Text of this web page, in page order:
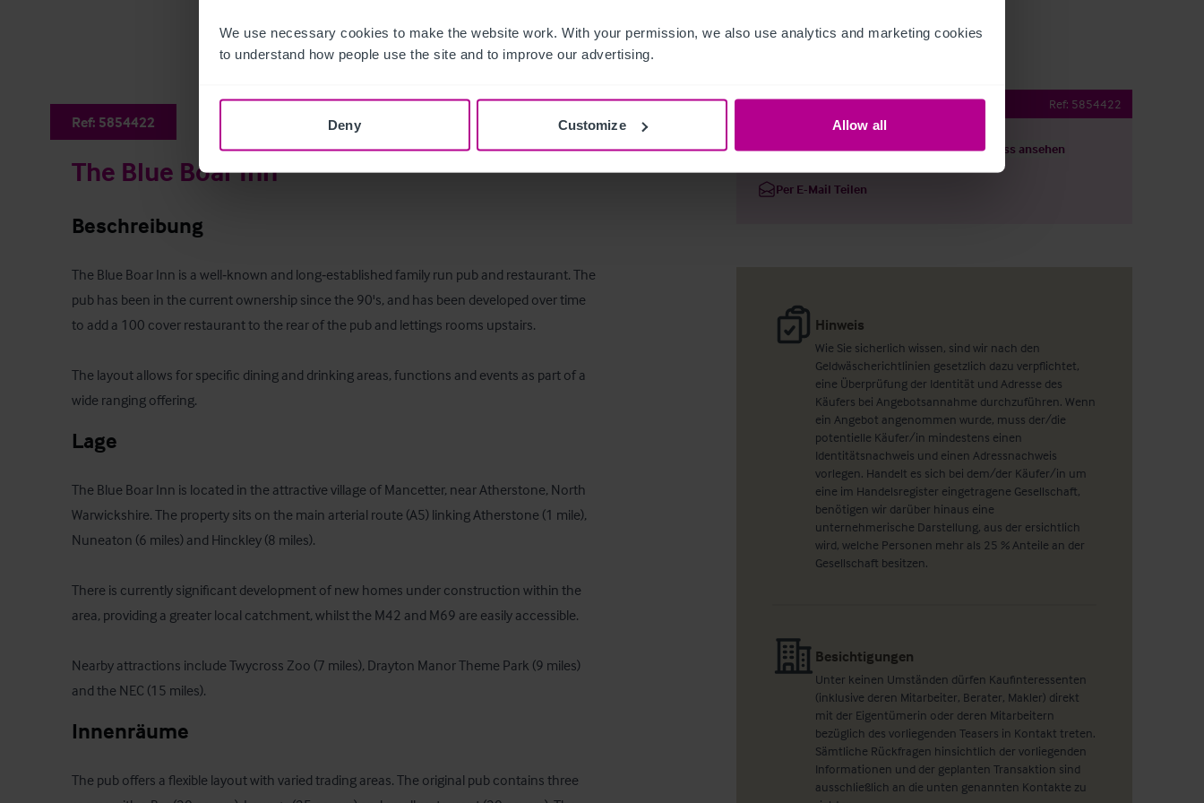
We use necessary cookies to make the website work. With your permission, we also use analytics and marketing cookies
to understand how people use the site and to improve our advertising.
Deny Customize Allow all
Ref: 5854422
The Blue Boar Inn
Beschreibung
The Blue Boar Inn is a well‑known and long‑established family run pub and restaurant. The
pub has been in the current ownership since the 90's, and has been developed over time
to add a 100 cover restaurant to the rear of the pub and lettings rooms upstairs.
The layout allows for specific dining and drinking areas, functions and events as part of a
wide ranging offering.
Lage
The Blue Boar Inn is located in the attractive village of Mancetter, near Atherstone, North
Warwickshire. The property sits on the main arterial route (A5) linking Atherstone (1 mile),
Nuneaton (6 miles) and Hinckley (8 miles).
There is currently significant development of new homes under construction within the
area, providing a greater local catchment, whilst the M42 and M69 are easily accessible.
Nearby attractions include Twycross Zoo (7 miles), Drayton Manor Theme Park (9 miles)
and the NEC (15 miles).
Innenräume
The pub offers a flexible layout with varied trading areas. The original pub contains three
The Blue Boar Inn Ref: 5854422
Details herunterladen Grundriss ansehen
Per E-Mail Teilen
Hinweis
Wie Sie sicherlich wissen, sind wir nach den
Geldwäscherichtlinien gesetzlich dazu verpflichtet,
eine Überprüfung der Identität und Adresse des
Käufers bei Angebotsannahme durchzuführen. Wenn
ein Angebot angenommen wurde, muss der/die
potentielle Käufer/in mindestens einen
Identitätsnachweis und einen Adressnachweis
vorlegen. Handelt es sich bei dem/der Käufer/in um
eine im Handelsregister eingetragene Gesellschaft,
benötigen wir darüber hinaus eine
unternehmerische Darstellung, aus der ersichtlich
wird, welche Personen mehr als 25 % Anteile an der
Gesellschaft besitzen.
Besichtigungen
Unter keinen Umständen dürfen Kaufinteressenten
(inklusive deren Mitarbeiter, Berater, Makler) direkt
mit der Eigentümerin oder deren Mitarbeitern
bezüglich des vorliegenden Teasers in Kontakt treten.
Sämtliche Rückfragen hinsichtlich der vorliegenden
Informationen und der geplanten Transaktion sind
ausschließlich an die unten genannten Kontakte zu